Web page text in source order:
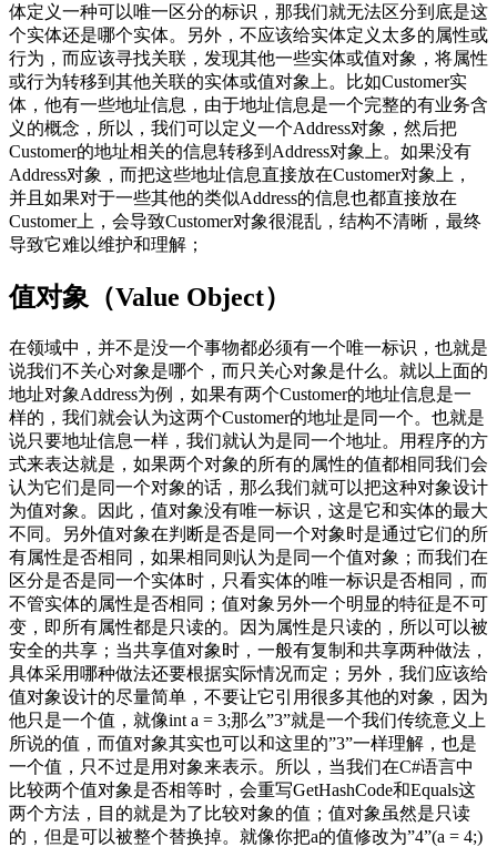
体定义一种可以唯一区分的标识，那我们就无法区分到底是这
个实体还是哪个实体。另外，不应该给实体定义太多的属性或
行为，而应该寻找关联，发现其他一些实体或值对象，将属性
或行为转移到其他关联的实体或值对象上。比如Customer实
体，他有一些地址信息，由于地址信息是一个完整的有业务含
义的概念，所以，我们可以定义一个Address对象，然后把
Customer的地址相关的信息转移到Address对象上。如果没有
Address对象，而把这些地址信息直接放在Customer对象上，
并且如果对于一些其他的类似Address的信息也都直接放在
Customer上，会导致Customer对象很混乱，结构不清晰，最终
导致它难以维护和理解；
值对象（Value Object）
在领域中，并不是没一个事物都必须有一个唯一标识，也就是
说我们不关心对象是哪个，而只关心对象是什么。就以上面的
地址对象Address为例，如果有两个Customer的地址信息是一
样的，我们就会认为这两个Customer的地址是同一个。也就是
说只要地址信息一样，我们就认为是同一个地址。用程序的方
式来表达就是，如果两个对象的所有的属性的值都相同我们会
认为它们是同一个对象的话，那么我们就可以把这种对象设计
为值对象。因此，值对象没有唯一标识，这是它和实体的最大
不同。另外值对象在判断是否是同一个对象时是通过它们的所
有属性是否相同，如果相同则认为是同一个值对象；而我们在
区分是否是同一个实体时，只看实体的唯一标识是否相同，而
不管实体的属性是否相同；值对象另外一个明显的特征是不可
变，即所有属性都是只读的。因为属性是只读的，所以可以被
安全的共享；当共享值对象时，一般有复制和共享两种做法，
具体采用哪种做法还要根据实际情况而定；另外，我们应该给
值对象设计的尽量简单，不要让它引用很多其他的对象，因为
他只是一个值，就像int a = 3;那么”3”就是一个我们传统意义上
所说的值，而值对象其实也可以和这里的”3”一样理解，也是
一个值，只不过是用对象来表示。所以，当我们在C#语言中
比较两个值对象是否相等时，会重写GetHashCode和Equals这
两个方法，目的就是为了比较对象的值；值对象虽然是只读
的，但是可以被整个替换掉。就像你把a的值修改为”4”(a = 4;)